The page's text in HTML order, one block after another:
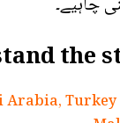
the
Arabia,